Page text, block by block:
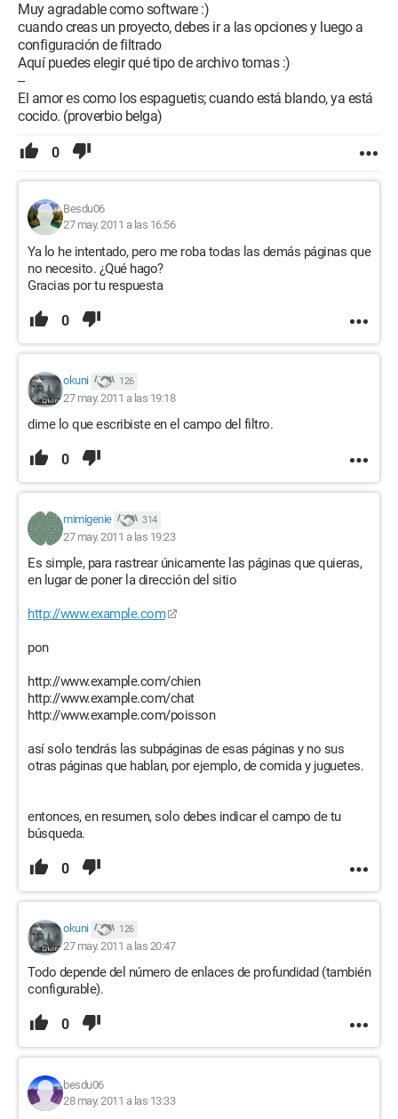
Muy agradable como software :)
cuando creas un proyecto, debes ir a las opciones y luego a
configuración de filtrado
Aquí puedes elegir qué tipo de archivo tomas :)
--
El amor es como los espaguetis; cuando está blando, ya está
cocido. (proverbio belga)
0
Besdu06
27 may. 2011 a las 16:56
Ya lo he intentado, pero me roba todas las demás páginas que
no necesito. ¿Qué hago?
Gracias por tu respuesta
0
okuni 126
27 may. 2011 a las 19:18
dime lo que escribiste en el campo del filtro.
0
mimigenie 314
27 may. 2011 a las 19:23
Es simple, para rastrear únicamente las páginas que quieras,
en lugar de poner la dirección del sitio
http://www.example.com
pon
http://www.example.com/chien
http://www.example.com/chat
http://www.example.com/poisson
así solo tendrás las subpáginas de esas páginas y no sus
otras páginas que hablan, por ejemplo, de comida y juguetes.
entonces, en resumen, solo debes indicar el campo de tu
búsqueda.
0
okuni 126
27 may. 2011 a las 20:47
Todo depende del número de enlaces de profundidad (también
configurable).
0
besdu06
28 may. 2011 a las 13:33